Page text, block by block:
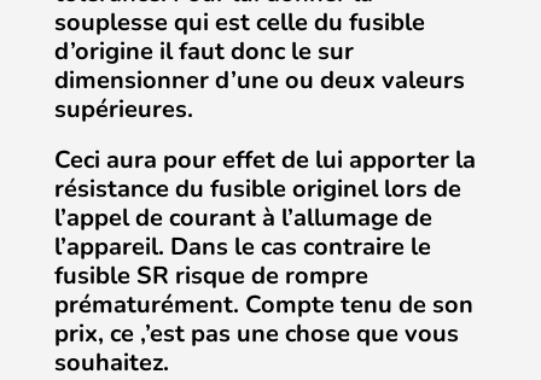
souplesse qui est celle du fusible
d’origine il faut donc le sur
dimensionner d’une ou deux valeurs
supérieures.
Ceci aura pour effet de lui apporter la
résistance du fusible originel lors de
l’appel de courant à l’allumage de
l’appareil. Dans le cas contraire le
fusible SR risque de rompre
prématurément. Compte tenu de son
prix, ce ,’est pas une chose que vous
souhaitez.